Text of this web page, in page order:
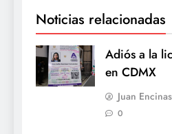
Noticias relacionadas
Adiós a la
en CDMX
Juan Encinas
0